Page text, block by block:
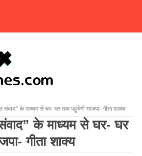
संवाद” के माध्यम से घर- घर तक पहुंचेगी भाजपा- गीता शाक्य
के माध्यम से घर- घर
गीता शाक्य